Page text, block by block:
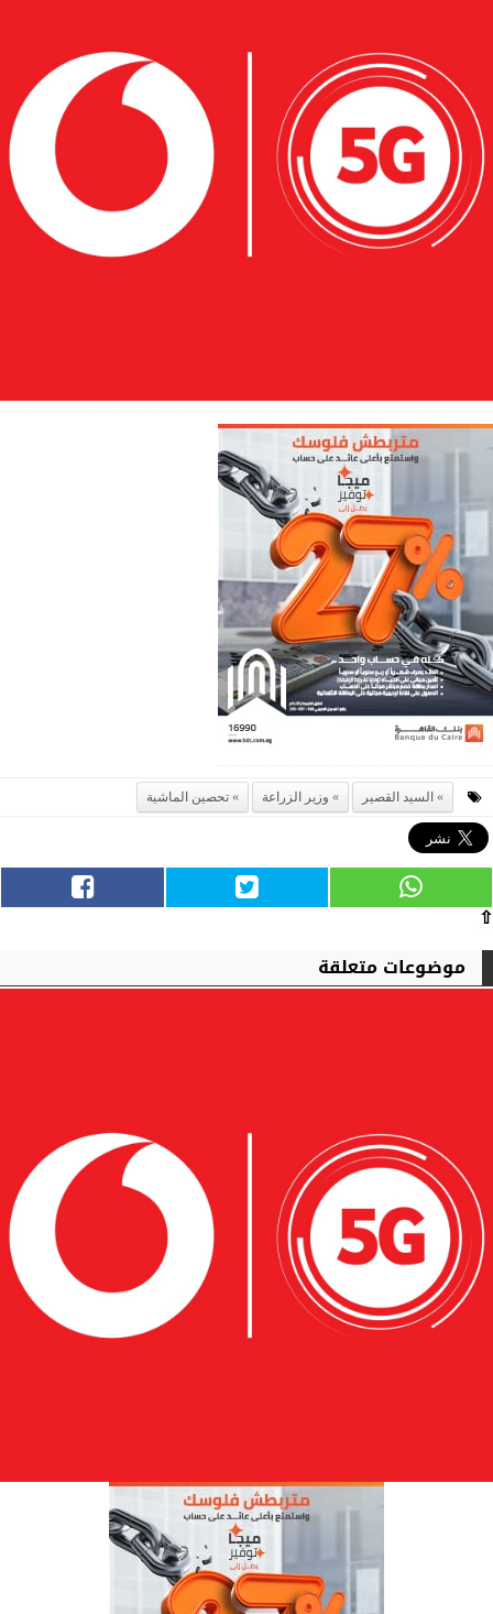
السيد القصير وزير الزراعة تحصين الماشية
⇧
موضوعات متعلقة